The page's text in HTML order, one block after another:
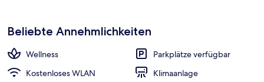
Beliebte Annehmlichkeiten
Wellness
Parkplätze verfügbar
Kostenloses WLAN
Klimaanlage